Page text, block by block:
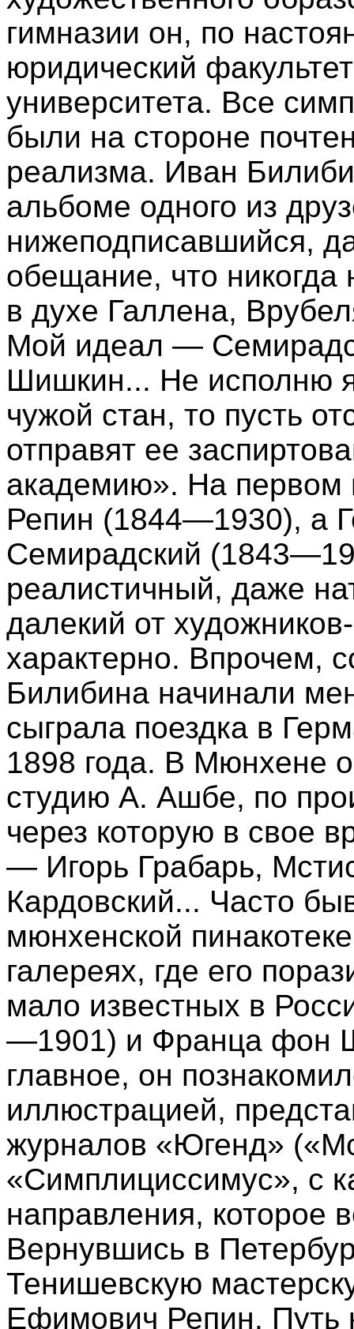
гимназии он, по
юридический
университета. Все
были на стороне
реализма. Иван
альбоме одного из
нижеподписавшийся,
обещание, что
в духе Галлена,
Мой идеал —
Шишкин... Не исполню
чужой стан, то пусть
отправят ее
академию». На
Репин (1844—1930), а
Семирадский
реалистичный, даже
далекий от
характерно. Впрочем,
Билибина начинали
сыграла поездка в
1898 года. В Мюнхене
студию А. Ашбе, по
через которую в свое
— Игорь Грабарь,
Кардовский... Часто
мюнхенской
галереях, где его
мало известных в
—1901) и Франца фон
главное, он
иллюстрацией,
журналов «Югенд»
«Симплициссимус», с
направления, которое
Вернувшись в
Тенишевскую
Ефимович Репин. Путь